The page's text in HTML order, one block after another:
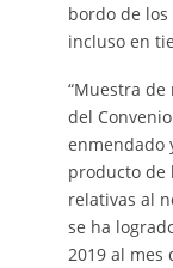
bordo de
incluso en
“Muestra
del
enmendado
producto de
relativas al
se ha
2019 al mes